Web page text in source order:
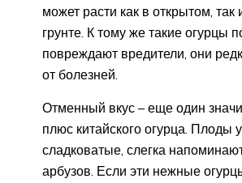
может расти как в открытом, так
грунте. К тому же такие огурцы
повреждают вредители, они
от болезней.
Отменный вкус – еще один
плюс китайского огурца. Плоды
сладковатые, слегка
арбузов. Если эти нежные